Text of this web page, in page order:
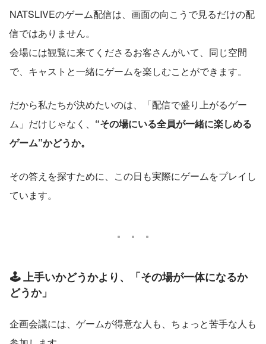
NATSLIVEのゲーム配信は、画面の向こうで見るだけの配
信ではありません。
会場には観覧に来てくださるお客さんがいて、同じ空間
で、キャストと一緒にゲームを楽しむことができます。
だから私たちが決めたいのは、「配信で盛り上がるゲー
ム」だけじゃなく、 “その場にいる全員が一緒に楽しめる
ゲーム”かどうか。
その答えを探すために、この日も実際にゲームをプレイし
ています。
🕹 上手いかどうかより、「その場が一体になるか
どうか」
企画会議には、ゲームが得意な人も、ちょっと苦手な人も